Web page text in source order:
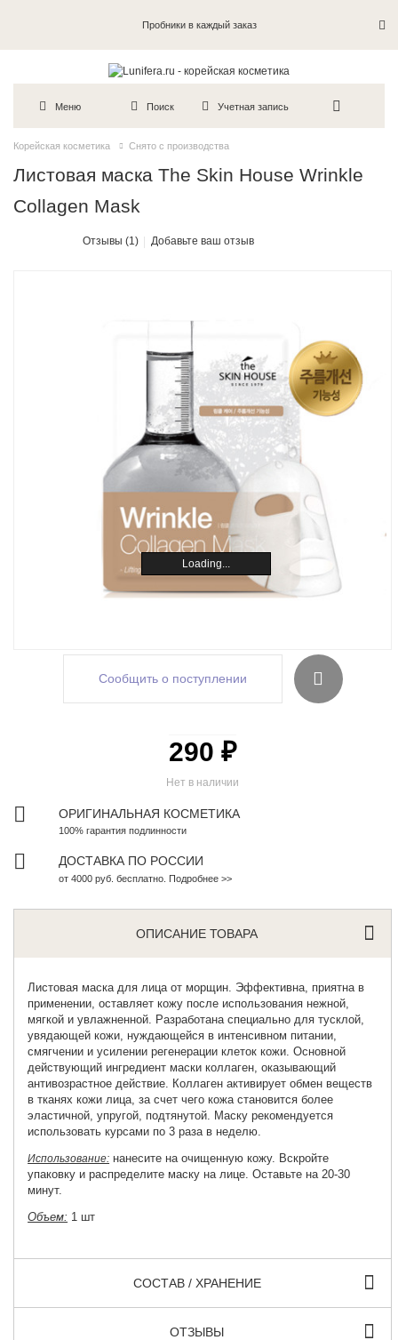
Пробники в каждый заказ
Меню Поиск Учетная запись
Корейская косметика Снято с производства
Листовая маска The Skin House Wrinkle
Collagen Mask
Отзывы (1) Добавьте ваш отзыв
Loading...
Сообщить о поступлении
Нет в наличии
290 ₽
ОРИГИНАЛЬНАЯ КОСМЕТИКА
100% гарантия подлинности
ДОСТАВКА ПО РОССИИ
от 4000 руб. бесплатно. Подробнее >>
ОПИСАНИЕ ТОВАРА
Листовая маска для лица от морщин. Эффективна, приятна в
применении, оставляет кожу после использования нежной,
мягкой и увлажненной. Разработана специально для тусклой,
увядающей кожи, нуждающейся в интенсивном питании,
смягчении и усилении регенерации клеток кожи. Основной
действующий ингредиент маски коллаген, оказывающий
антивозрастное действие. Коллаген активирует обмен веществ
в тканях кожи лица, за счет чего кожа становится более
эластичной, упругой, подтянутой. Маску рекомендуется
использовать курсами по 3 раза в неделю.
Использование: нанесите на очищенную кожу. Вскройте
упаковку и распределите маску на лице. Оставьте на 20-30
минут.
Объем: 1 шт
СОСТАВ / ХРАНЕНИЕ
ОТЗЫВЫ